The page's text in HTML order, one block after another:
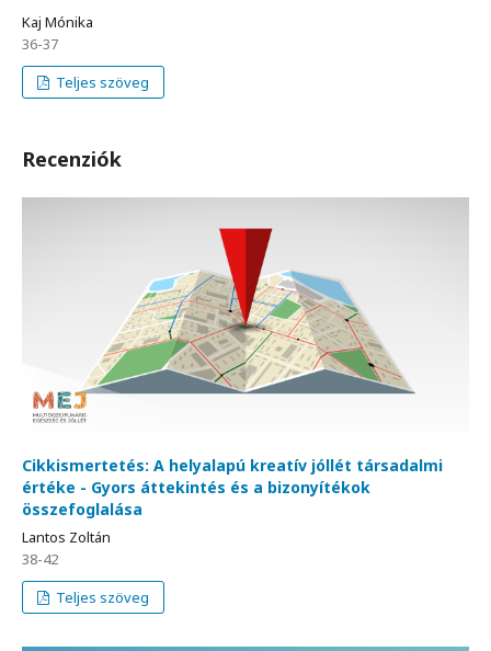
Kaj Mónika
36-37
Teljes szöveg
Recenziók
Cikkismertetés: A helyalapú kreatív jóllét társadalmi
értéke - Gyors áttekintés és a bizonyítékok
összefoglalása
Lantos Zoltán
38-42
Teljes szöveg